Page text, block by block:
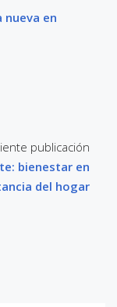
nueva en
publicación
bienestar en
del hogar